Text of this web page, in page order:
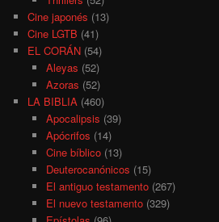
Cine japonés (13)
Cine LGTB (41)
EL CORÁN (54)
Aleyas (52)
Azoras (52)
LA BIBLIA (460)
Apocalipsis (39)
Apócrifos (14)
Cine bíblico(13)
Deuterocanónicos (15)
El antiguo testamento(267)
El nuevo testamento(329)